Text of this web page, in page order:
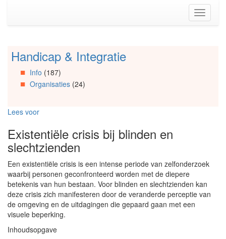
(Accesskey
Toggle
Spring
Artikels
Spring
Spring
Organisaties
Spring
Social
media
Handicap & Integratie
Info (187)
Organisaties(24)
Lees voor
Existentiële crisis bij blinden en
slechtzienden
Een existentiële crisis is een intense periode van zelfonderzoek
waarbij personen geconfronteerd worden met de diepere
betekenis van hun bestaan. Voor blinden en slechtzienden kan
deze crisis zich manifesteren door de veranderde perceptie van
de omgeving en de uitdagingen die gepaard gaan met een
visuele beperking.
Inhoudsopgave